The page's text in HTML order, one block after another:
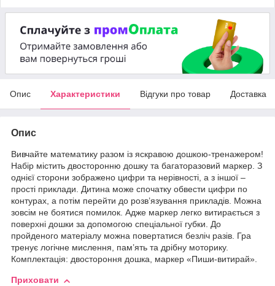
Опис Характеристики Відгуки про товар Доставка
Опис
Вивчайте математику разом із яскравою дошкою-тренажером!
Набір містить двосторонню дошку та багаторазовий маркер. З
однієї сторони зображено цифри та нерівності, а з іншої –
прості приклади. Дитина може спочатку обвести цифри по
контурах, а потім перейти до розв’язування прикладів. Можна
зовсім не боятися помилок. Адже маркер легко витирається з
поверхні дошки за допомогою спеціальної губки. До
пройденого матеріалу можна повертатися безліч разів. Гра
тренує логічне мислення, пам’ять та дрібну моторику.
Комплектація: двостороння дошка, маркер «Пиши-витирай».
Приховати